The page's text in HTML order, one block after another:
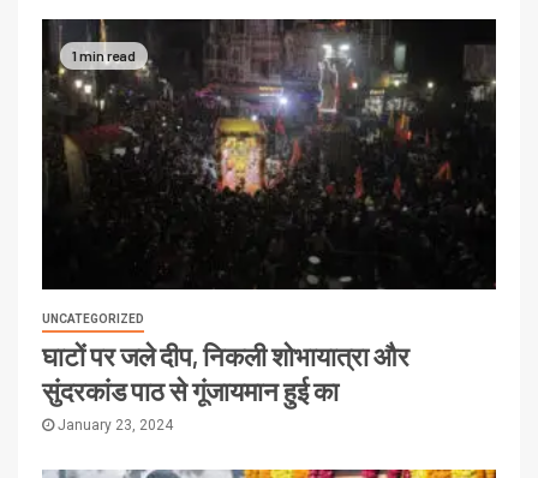
1 min read
UNCATEGORIZED
घाटों पर जले दीप, निकली शोभायात्रा और
सुंदरकांड पाठ से गूंजायमान हुई का
January 23, 2024